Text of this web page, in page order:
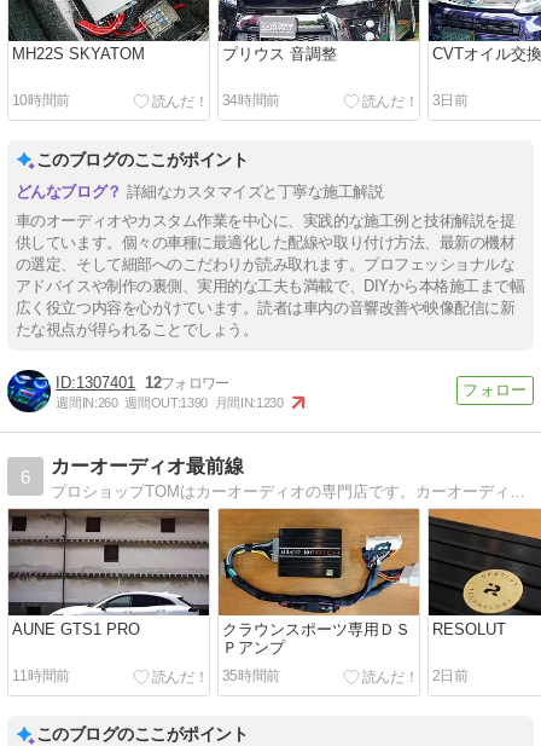
MH22S SKYATOM
10時間前
プリウス 音調整
34時間前
CVTオイル交換
3日前
このブログのここがポイント
詳細なカスタマイズと丁寧な施工解説
車のオーディオやカスタム作業を中心に、実践的な施工例と技術解説を提
供しています。個々の車種に最適化した配線や取り付け方法、最新の機材
の選定、そして細部へのこだわりが読み取れます。プロフェッショナルな
アドバイスや制作の裏側、実用的な工夫も満載で、DIYから本格施工まで幅
広く役立つ内容を心がけています。読者は車内の音響改善や映像配信に新
たな視点が得られることでしょう。
1307401 12
週間IN:260 週間OUT:1390 月間IN:1230
6
カーオーディオ最前線
AUNE GTS1 PRO
11時間前
クラウンスポーツ専用ＤＳ
Ｐアンプ
35時間前
RESOLUT
2日前
このブログのここがポイント